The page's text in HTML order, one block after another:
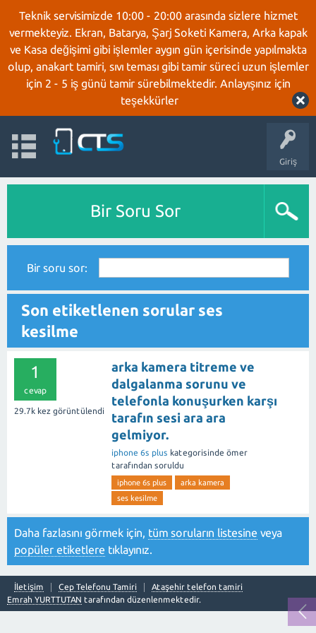
Teknik servisimizde 10:00 - 20:00 arasında sizlere hizmet
vermekteyiz. Ekran, Batarya, Şarj Soketi Kamera, Arka kapak
ve Kasa değişimi gibi işlemler aygın gün içerisinde yapılmakta
olup, anakart tamiri, sıvı teması gibi tamir süreci uzun işlemler
için 2 - 5 iş günü tamir sürebilmektedir. Anlayışınız için
teşekkürler
Giriş
Bir Soru Sor
Bir soru sor:
Son etiketlenen sorular ses
kesilme
1
cevap
29.7k kez görüntülendi
arka kamera titreme ve
dalgalanma sorunu ve
telefonla konuşurken karşı
tarafın sesi ara ara
gelmiyor.
iphone 6s plus kategorisinde ömer
tarafından soruldu
iphone 6s plus
arka kamera
ses kesilme
Daha fazlasını görmek için, tüm soruların listesine veya
popüler etiketlere tıklayınız.
İletişim Cep Telefonu Tamiri
Ataşehir telefon tamiri
Emrah YURTTUTAN tarafından düzenlenmektedir.